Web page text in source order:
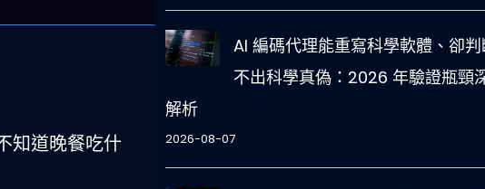
知道晚餐吃什
AI 編碼代理能重寫科學軟體、卻
不出科學真偽：2026 年驗證瓶頸
解析
2026-08-07